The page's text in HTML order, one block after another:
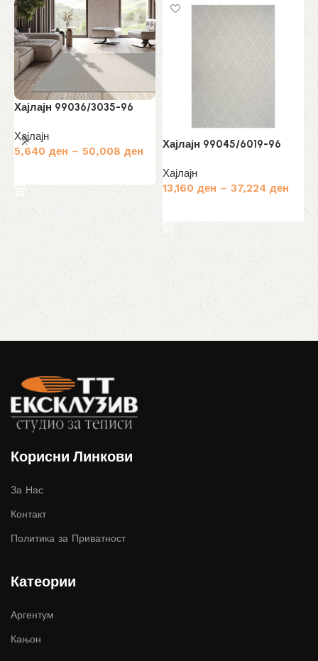
Хајлајн 99036/3035-96
Хајлајн
5,640 ден – 50,008 ден
Хајлајн 99045/6019-96
Хајлајн
13,160 ден – 37,224 ден
Корисни Линкови
За Нас
Контакт
Политика за Приватност
Катеории
Аргентум
Кањон